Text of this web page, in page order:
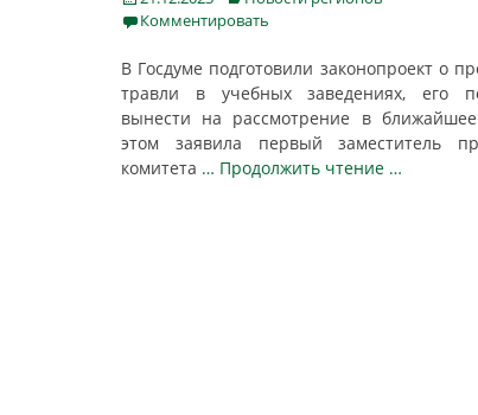
onКомментировать
В Госдуме подготовили законопроект о
травли в учебных заведениях, его
вынести на рассмотрение в
этом заявила первый заместитель
комитета … Продолжить чтение …